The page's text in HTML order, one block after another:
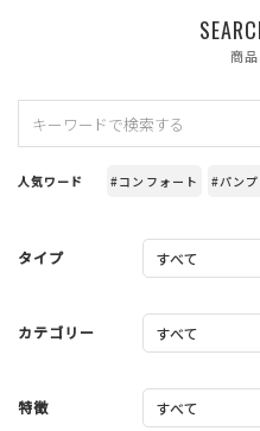
商
人気ワード #コンフォート #パン
タイプ
カテゴリー
特徴